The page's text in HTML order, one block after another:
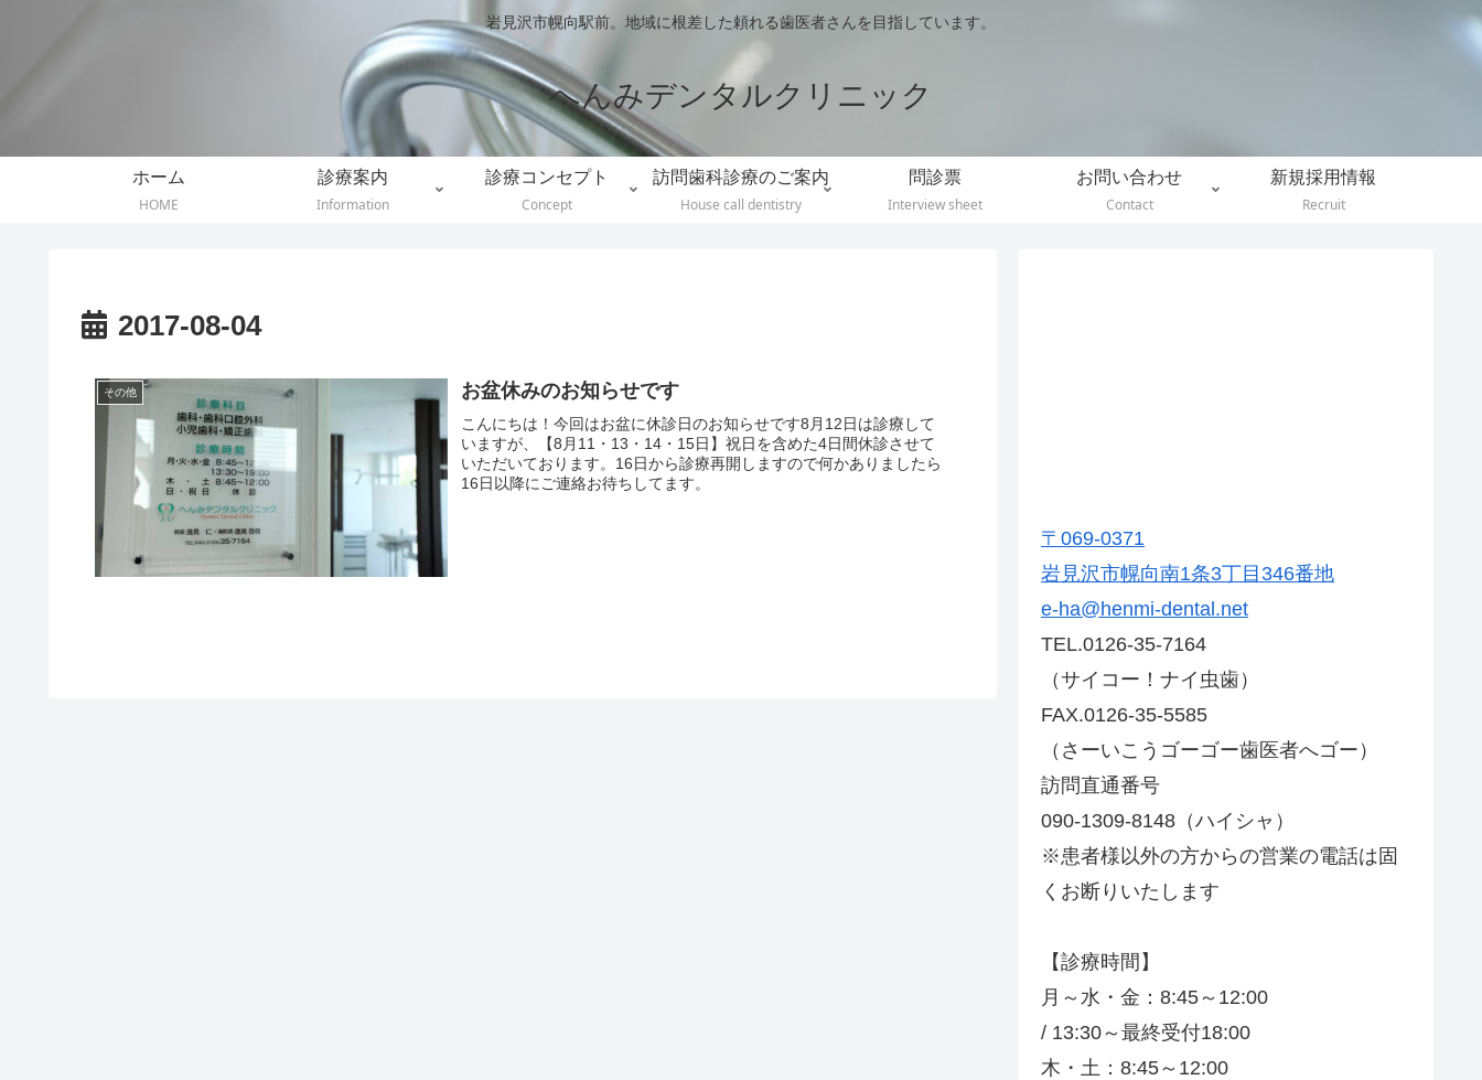
岩見沢市幌向駅前。地域に根差した頼れる歯医者さんを目指しています。
へんみデンタルクリニック
ホーム
HOME
診療案内
Information
診療コンセプト
Concept
訪問歯科診療のご案内
House call dentistry
問診票
Interview sheet
お問い合わせ
Contact
新規採用情報
Recruit
2017-08-04
その他 お盆休みのお知らせです
こんにちは！今回はお盆に休診日のお知らせです8月12日は診療して
いますが、【8月11・13・14・15日】祝日を含めた4日間休診させて
いただいております。16日から診療再開しますので何かありましたら
16日以降にご連絡お待ちしてます。
〒069-0371
岩見沢市幌向南1条3丁目346番地
e-ha@henmi-dental.net
TEL.0126-35-7164
（サイコー！ナイ虫歯）
FAX.0126-35-5585
（さーいこうゴーゴー歯医者へゴー）
訪問直通番号
090-1309-8148（ハイシャ）
※患者様以外の方からの営業の電話は固
くお断りいたします
【診療時間】
月～水・金：8:45～12:00
/ 13:30～最終受付18:00
木・土：8:45～12:00